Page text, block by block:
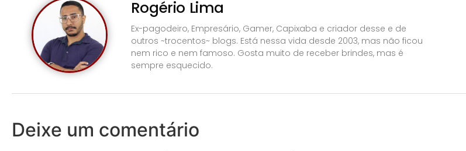
Rogério Lima
Ex-pagodeiro, Empresário, Gamer, Capixaba e criador desse e de
outros ~trocentos~ blogs. Está nessa vida desde 2003, mas não ficou
nem rico e nem famoso. Gosta muito de receber brindes, mas é
sempre esquecido.
Deixe um comentário